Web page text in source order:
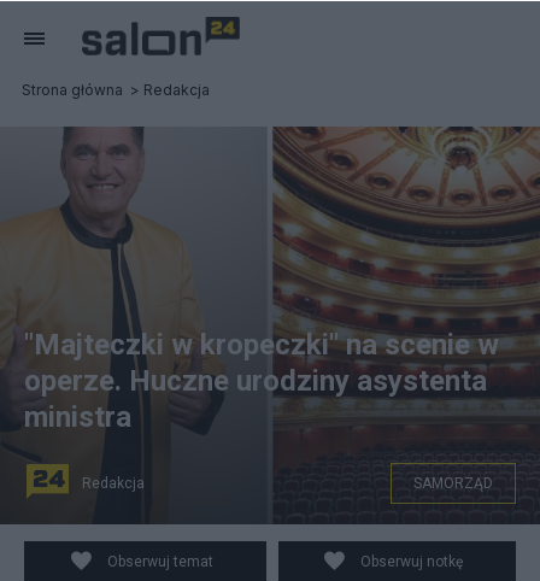
Strona główna Redakcja
Sławomir Świerzyński śpiewał na scenie Opery
Wrocławskiej, fot. Facebook/Canva
"Majteczki w kropeczki" na scenie w
operze. Huczne urodziny asystenta
ministra
Redakcja SAMORZĄD
Obserwuj temat Obserwuj notkę